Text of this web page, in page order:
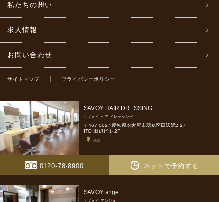
私たちの想い
求人情報
お問い合わせ
サイトマップ | プライバシーポリシー
SAVOY HAIR DRESSING
サヴォイ ヘア ドレッシング
〒467-0027 愛知県名古屋市瑞穂区田辺通2-27
ITO 田辺ビル 2F
地図
0120-78-8900 ネットで予約する
SAVOY ange
サヴォイ アンジュ